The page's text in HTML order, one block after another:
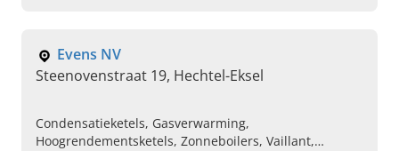
Evens NV
Steenovenstraat 19, Hechtel-Eksel
Condensatieketels, Gasverwarming,
Hoogrendementsketels, Zonneboilers, Vaillant,